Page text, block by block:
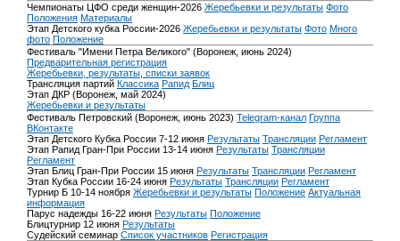
Чемпионаты ЦФО среди женщин-2026 Жеребьевки и результаты Фото
Положения Материалы
Этап Детского кубка России-2026 Жеребьевки и результаты Фото Много
фото Положение
Фестиваль "Имени Петра Великого" (Воронеж, июнь 2024)
Предварительная регистрация
Жеребьевки, результаты, списки заявок
Трансляция партий Классика Рапид Блиц
Этап ДКР (Воронеж, май 2024)
Жеребьевки и результаты
Фестиваль Петровский (Воронеж, июнь 2023) Telegram-канал Группа
ВКонтакте
Этап Детского Кубка России 7-12 июня Результаты Трансляции Регламент
Этап Рапид Гран-При России 13-14 июня Результаты Трансляции
Регламент
Этап Блиц Гран-При России 15 июня Результаты Трансляции Регламент
Этап Кубка России 16-24 июня Результаты Трансляции Регламент
Турнир Б 10-14 ноября Жеребьевки и результаты Положение Актуальная
информация
Парус надежды 16-22 июня Результаты Положение
Блицтурнир 12 июня Результаты
Судейский семинар Список участников Регистрация